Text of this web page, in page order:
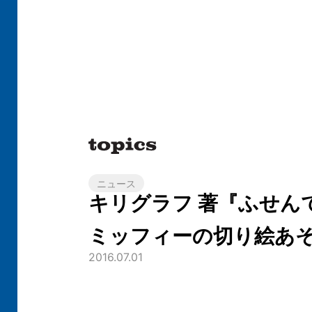
ニュース
キリグラフ 著『ふせん
ミッフィーの切り絵あ
2016.07.01